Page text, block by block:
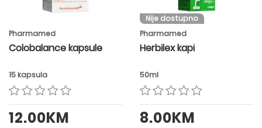
Pharmamed
Colobalance kapsule
15 kapsula
12.00KM
Nije dostupno
Pharmamed
Herbilex kapi
50ml
8.00KM